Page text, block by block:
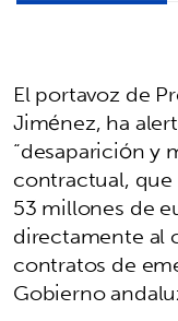
El portavoz de
Jiménez, ha
“desaparición y
contractual,
53 millones de
directamente al
contratos de
Gobierno